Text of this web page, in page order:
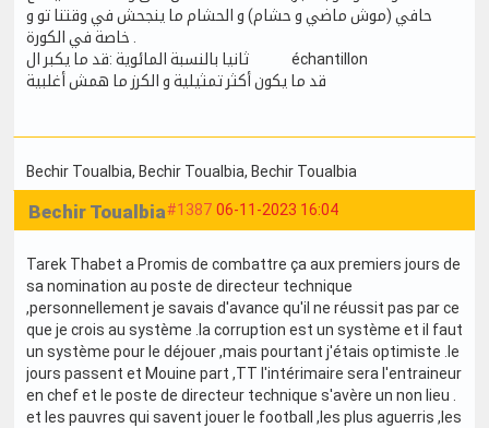
حافي (موش ماضي و حشام) و الحشام ما ينجحش في وقتنا تو و
ثانيا بالنسبة المائوية :قد ما يكبر ال échantillon
قد ما يكون أكثر تمثيلية و الكرز ما همش أغلبية
Bechir Toualbia, Bechir Toualbia, Bechir Toualbia
#1387 06-11-2023 16:04
Bechir Toualbia
Tarek Thabet a Promis de combattre ça aux premiers jours de
sa nomination au poste de directeur technique
,personnellement je savais d'avance qu'il ne réussit pas par ce
que je crois au système .Ia corruption est un système et il faut
un système pour le déjouer ,mais pourtant j'étais optimiste .le
jours passent et Mouine part ,TT l'intérimaire sera l'entraineur
en chef et le poste de directeur technique s'avère un non lieu .
et les pauvres qui savent jouer le football ,les plus aguerris ,les